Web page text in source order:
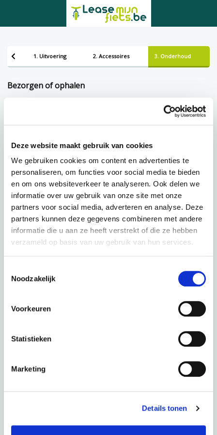
Deze website maakt gebruik van cookies
We gebruiken cookies om content en advertenties te
personaliseren, om functies voor social media te bieden
en om ons websiteverkeer te analyseren. Ook delen we
informatie over uw gebruik van onze site met onze
partners voor social media, adverteren en analyse. Deze
partners kunnen deze gegevens combineren met andere
informatie die u aan ze heeft verstrekt of die ze hebben
verzameld op basis van uw gebruik van hun services.
Noodzakelijk
Voorkeuren
Statistieken
Marketing
Details tonen
1. Uitvoering 2. Accessoires 3. Onderhoud
Bezorgen of ophalen
Leveren
Lening op afbetaling bij Lease-mijn-fiets.be
kleur: Silky Champagne
€ 62,5 p.m.
Periode
60 Maanden
Totaal
€ 62,5 p.m.